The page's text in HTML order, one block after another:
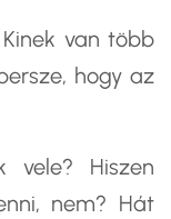
van több
hogy az
Hiszen
nem? Hát